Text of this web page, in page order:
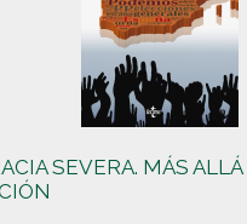
SEVERA. MÁS ALLÁ